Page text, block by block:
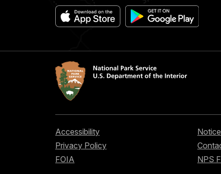
Accessibility
Privacy Policy
FOIA
NPS